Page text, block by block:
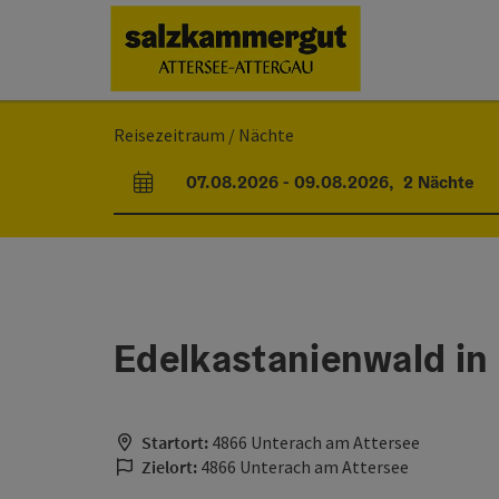
[0]
Zur Navigation[1]
Zum Seitenanfang
Zum Impressum [5]
Zu den Hinweisen zur Bedienung der Website
[7]
Reisezeitraum / Nächte
An- und Abreisefelder
07.08.2026- 09.08.2026, 2 Nächte
Edelkastanienwald
Startort: 4866 Unterach am Attersee
Zielort: 4866 Unterach am Attersee